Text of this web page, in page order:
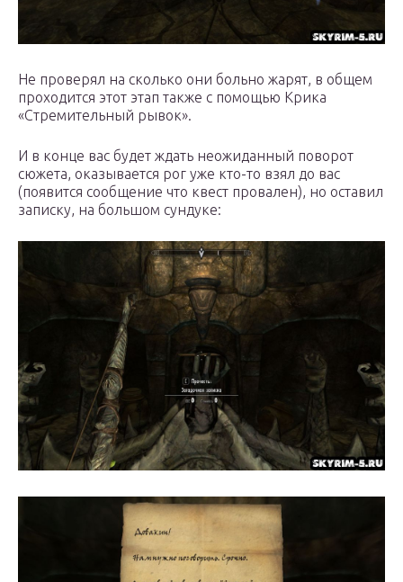
Не проверял на сколько они больно жарят, в общем
проходится этот этап также с помощью Крика
«Стремительный рывок».
И в конце вас будет ждать неожиданный поворот
сюжета, оказывается рог уже кто-то взял до вас
(появится сообщение что квест провален), но оставил
записку, на большом сундуке: